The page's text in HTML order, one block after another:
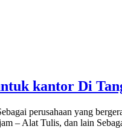
kantor Di
perusahaan yang
– Alat Tulis, dan lain